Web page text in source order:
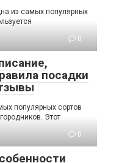
из самых популярных
0
посадки
популярных сортов
Этот
0